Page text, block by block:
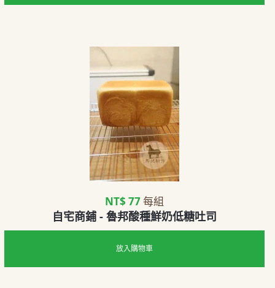
NT$ 77每組
自宅商鋪 - 魯邦酸種鮮奶低糖吐司
放入購物車